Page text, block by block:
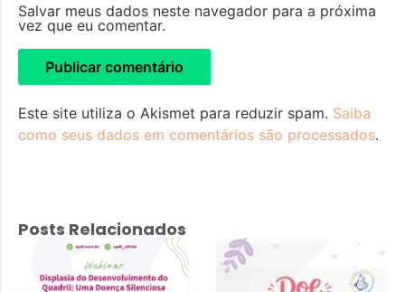
Salvar meus dados neste navegador para a próxima
vez que eu comentar.
Este site utiliza o Akismet para reduzir spam. Saiba
como seus dados em comentários são processados.
Posts Relacionados
Displasia do
Desenvolvimento
do Quadril: Uma